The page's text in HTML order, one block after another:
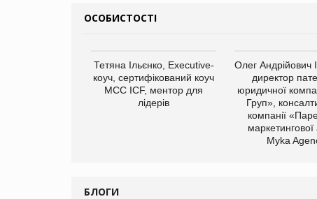
ОСОБИСТОСТІ
Тетяна Ільєнко, Executive-
коуч, сертифікований коуч
МСС ICF, ментор для
лідерів
Олег Андрійович
директор
юридичної
Груп»,
компанії
маркетингової
Myka
БЛОГИ